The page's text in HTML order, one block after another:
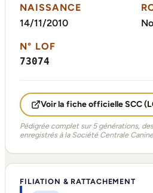
NAISSANCE
14/11/2010
N° LOF
73074
Voir la fiche officielle SCC
Pédigrée complet sur 5 générations,
enregistrés à la Société Centrale
FILIATION & RATTACHEMENT